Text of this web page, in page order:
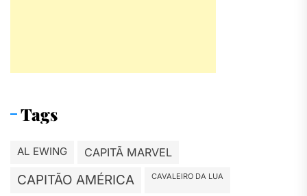
Tags
AL EWING CAPITÃ MARVEL
CAPITÃO AMÉRICA CAVALEIRO DA LUA